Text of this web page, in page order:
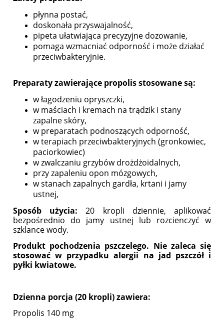
płynna postać,
doskonała przyswajalność,
pipeta ułatwiająca precyzyjne dozowanie,
pomaga wzmacniać odporność i może działać
przeciwbakteryjnie.
Preparaty zawierające propolis stosowane są:
w łagodzeniu opryszczki,
w maściach i kremach na trądzik i stany
zapalne skóry,
w preparatach podnoszących odporność,
w terapiach przeciwbakteryjnych (gronkowiec,
paciorkowiec)
w zwalczaniu grzybów drożdżoidalnych,
przy zapaleniu opon mózgowych,
w stanach zapalnych gardła, krtani i jamy
ustnej,
Sposób użycia: 20 kropli dziennie, aplikować
bezpośrednio do jamy ustnej lub rozcienczyć w
szklance wody.
Produkt pochodzenia pszczelego. Nie zaleca się
stosować w przypadku alergii na jad pszczół i
pyłki kwiatowe.
Dzienna porcja (20 kropli) zawiera:
Propolis 140 mg